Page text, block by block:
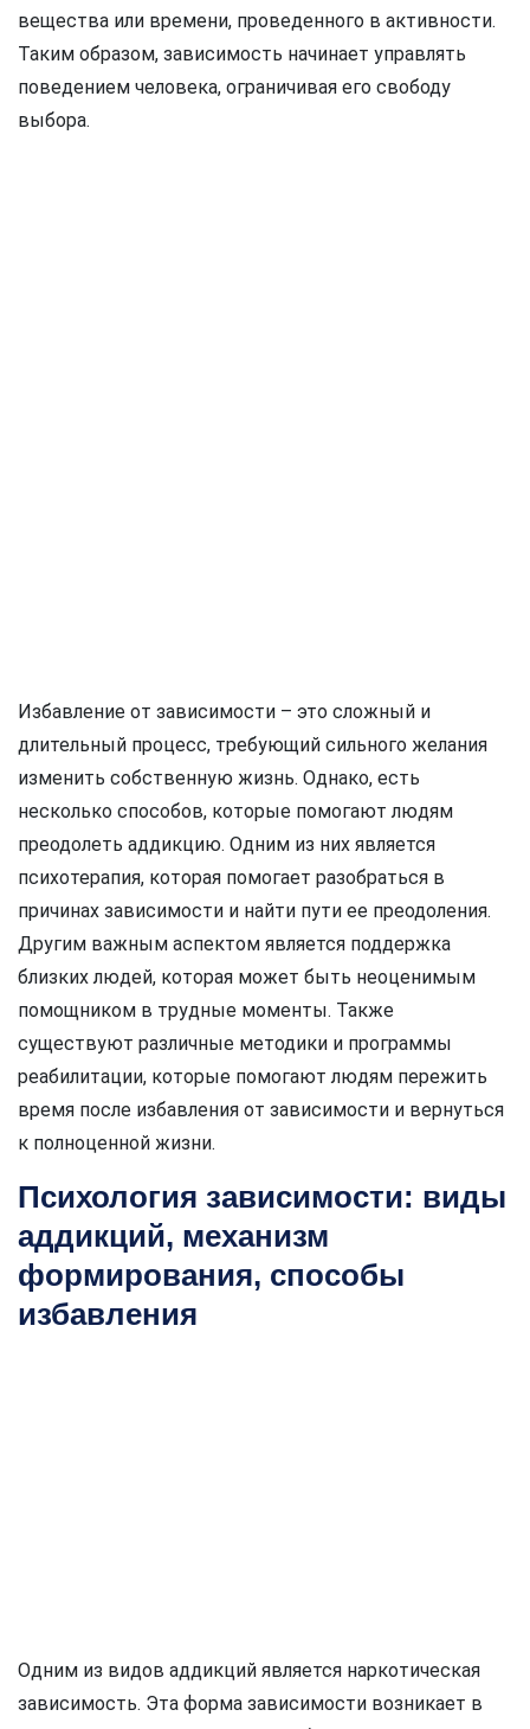
вещества или времени, проведенного в активности.
Таким образом, зависимость начинает управлять
поведением человека, ограничивая его свободу
выбора.
Избавление от зависимости – это сложный и
длительный процесс, требующий сильного желания
изменить собственную жизнь. Однако, есть
несколько способов, которые помогают людям
преодолеть аддикцию. Одним из них является
психотерапия, которая помогает разобраться в
причинах зависимости и найти пути ее преодоления.
Другим важным аспектом является поддержка
близких людей, которая может быть неоценимым
помощником в трудные моменты. Также
существуют различные методики и программы
реабилитации, которые помогают людям пережить
время после избавления от зависимости и вернуться
к полноценной жизни.
Психология зависимости: виды
аддикций, механизм
формирования, способы
избавления
Одним из видов аддикций является наркотическая
зависимость. Эта форма зависимости возникает в